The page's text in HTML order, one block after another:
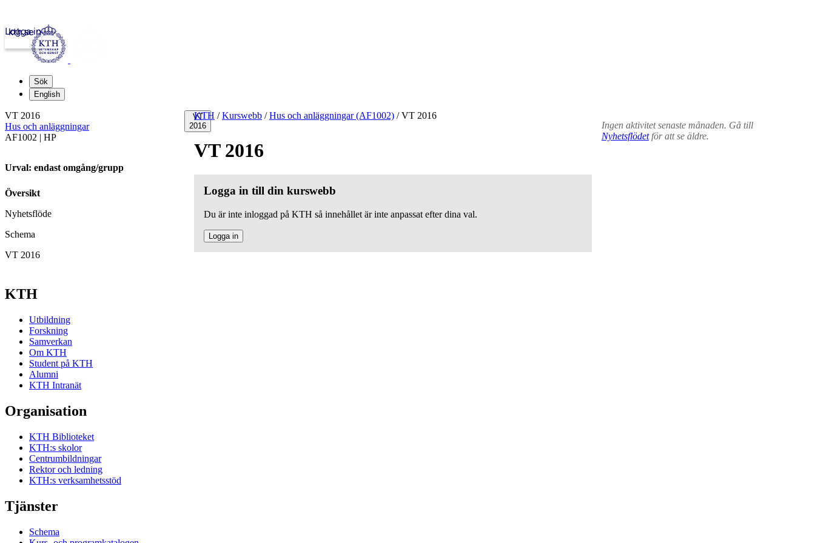
kth.se
Logga in
Sök
English
VT
2016
KTH / Kurswebb / Hus och anläggningar (AF1002) /VT 2016
VT 2016
Logga in till din kurswebb
Du är inte inloggad på KTH så innehållet är inte anpassat efter dina val.
Logga in
Ingen aktivitet senaste månaden. Gå till
Nyhetsflödetför att se äldre.
VT 2016
Hus och anläggningar
AF1002 | HP
Urval: endast omgång/grupp
Översikt
Nyhetsflöde
Schema
VT 2016
KTH
Utbildning
Forskning
Samverkan
Om KTH
Student på KTH
Alumni
KTH Intranät
Organisation
KTH Biblioteket
KTH:s skolor
Centrumbildningar
Rektor och ledning
KTH:s verksamhetsstöd
Tjänster
Schema